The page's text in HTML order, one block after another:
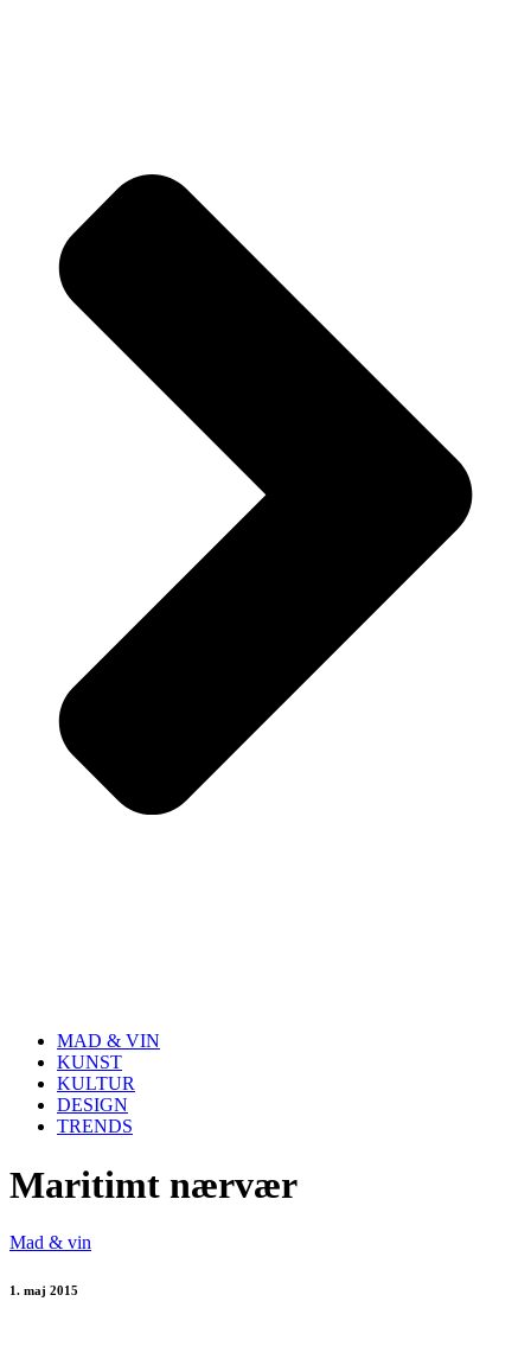
MAD & VIN
KUNST
KULTUR
DESIGN
TRENDS
Maritimt nærvær
Mad & vin
1. maj 2015